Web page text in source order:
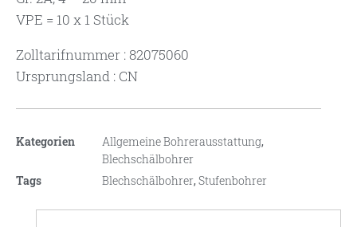
VPE = 10 x 1 Stück
Zolltarifnummer : 82075060
Ursprungsland : CN
Kategorien Allgemeine Bohrerausstattung,
Blechschälbohrer
Tags
Blechschälbohrer,Stufenbohrer